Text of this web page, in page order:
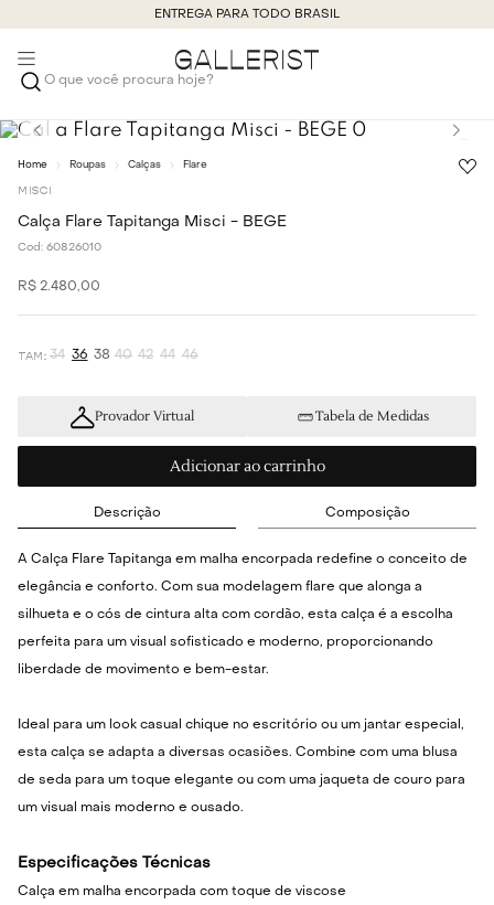
ENTREGA PARA TODO BRASIL
O que você procura hoje?
Roupas Calças Flare
MISCI
Calça Flare Tapitanga Misci - BEGE
Cod: 60826010
R$ 2.480,00
34 36 38 40 42 44 46
Provador Virtual Tabela de Medidas
Adicionar ao carrinho
Descrição Composição
A Calça Flare Tapitanga em malha encorpada redefine o conceito de
elegância e conforto. Com sua modelagem flare que alonga a
silhueta e o cós de cintura alta com cordão, esta calça é a escolha
perfeita para um visual sofisticado e moderno, proporcionando
liberdade de movimento e bem-estar.
Ideal para um look casual chique no escritório ou um jantar especial,
esta calça se adapta a diversas ocasiões. Combine com uma blusa
de seda para um toque elegante ou com uma jaqueta de couro para
um visual mais moderno e ousado.
Especificações Técnicas
Calça em malha encorpada com toque de viscose